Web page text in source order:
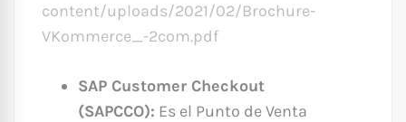
content/uploads/2021/02/Brochure-
VKommerce_-2com.pdf
SAP Customer Checkout
(SAPCCO): Es el Punto de Venta